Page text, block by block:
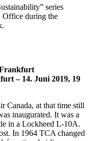
series
Office during the
– 14. Juni 2019, 19
Canada, at that time still
inaugurated. It was a
in a Lockheed L-10A.
In 1964 TCA changed